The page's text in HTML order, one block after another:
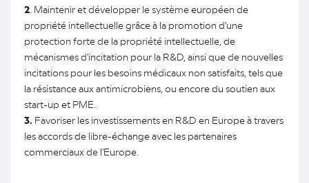
2 . Maintenir et développer le système européen de
propriété intellectuelle grâce à la promotion d’une
protection forte de la propriété intellectuelle, de
mécanismes d'incitation pour la R&D, ainsi que de nouvelles
incitations pour les besoins médicaux non satisfaits, tels que
la résistance aux antimicrobiens, ou encore du soutien aux
start-up et PME.
3. Favoriser les investissements en R&D en Europe à travers
les accords de libre-échange avec les partenaires
commerciaux de l'Europe.